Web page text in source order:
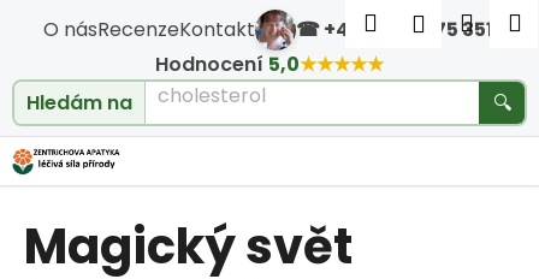
O násRecenzeKontakt ☎ +420 604 475 351
Hodnocení 5,0★★★★★
Hledám na
cholesterol 🔍
Hledat
Magický svět
Košík
C
o
p